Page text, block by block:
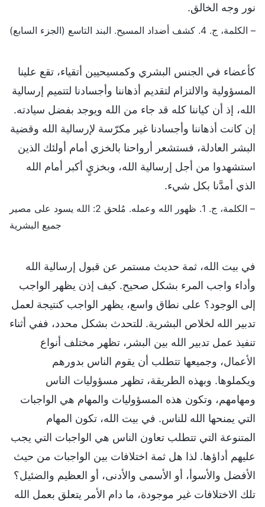
نور وجه الخالق.
– الكلمة، ج. 4. كشف أضداد المسيح. البند التاسع (الجزء السابع)
كأعضاء في الجنس البشري وكمسيحيين أتقياء، تقع علينا
المسؤولية والالتزام لتقديم أذهاننا وأجسادنا لتتميم إرسالية
الله، إذ أن كياننا كله قد جاء من الله ويوجد بفضل سيادته.
إن كانت أذهاننا وأجسادنا غير مكرّسة لإرسالية الله وقضية
البشر العادلة، فستشعر أرواحنا بالخزي أمام أولئك الذين
استشهدوا من أجل إرسالية الله، وبخزيٍ أكبر أمام الله
الذي أمدَّنا بكل شيء.
– الكلمة، ج. 1. ظهور الله وعمله. مُلحق 2: الله يسود على مصير
جميع البشرية
في بيت الله، ثمة حديث مستمر عن قبول إرسالية الله
وأداء واجب المرء بشكل صحيح. كيف إذن يظهر الواجب
إلى الوجود؟ على نطاق واسع، يظهر الواجب كنتيجة لعمل
تدبير الله لخلاص البشرية. للتحدث بشكل محدد، ففي أثناء
تنفيذ عمل تدبير الله بين البشر، تظهر مختلف أنواع
الأعمال، وجميعها تتطلب أن يقوم الناس بدورهم
ويكملوها. وبهذه الطريقة، تظهر مسؤوليات الناس
ومهامهم، وتكون هذه المسؤوليات والمهام هي الواجبات
التي يمنحها الله للناس. في بيت الله، تكون المهام
المتنوعة التي تتطلب تعاون الناس هي الواجبات التي يجب
عليهم أداؤها. لذا هل ثمة اختلافات بين الواجبات من حيث
الأفضل والأسوأ، أو الأسمى والأدنى، أو العظيم والضئيل؟
تلك الاختلافات غير موجودة، ما دام الأمر يتعلق بعمل الله